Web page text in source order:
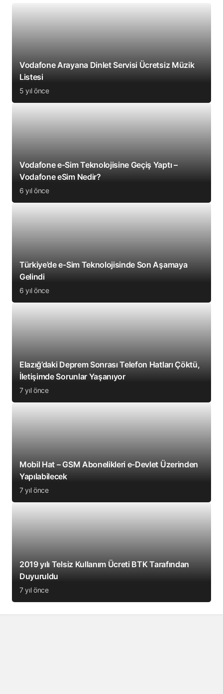
Vodafone Arayana Dinlet Servisi Ücretsiz Müzik
Listesi
5 yıl önce
Vodafone e-Sim Teknolojisine Geçiş Yaptı –
Vodafone eSim Nedir?
6 yıl önce
Türkiye’de e-Sim Teknolojisinde Son Aşamaya
Gelindi
6 yıl önce
Elazığ’daki Deprem Sonrası Telefon Hatları Çöktü,
İletişimde Sorunlar Yaşanıyor
7 yıl önce
Mobil Hat – GSM Abonelikleri e-Devlet Üzerinden
Yapılabilecek
7 yıl önce
2019 yılı Telsiz Kullanım Ücreti BTK Tarafından
Duyuruldu
7 yıl önce